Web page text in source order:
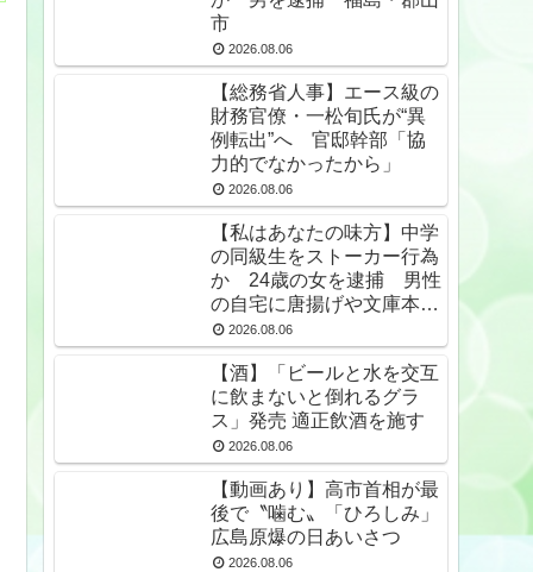
市
2026.08.06
【総務省人事】エース級の
財務官僚・一松旬氏が“異
例転出”へ 官邸幹部「協
力的でなかったから」
2026.08.06
【私はあなたの味方】中学
の同級生をストーカー行為
か 24歳の女を逮捕 男性
の自宅に唐揚げや文庫本な
ど繰り返し届ける / 兵庫県
★2
2026.08.06
【酒】「ビールと水を交互
に飲まないと倒れるグラ
ス」発売 適正飲酒を施す
2026.08.06
【動画あり】高市首相が最
後で〝噛む〟「ひろしみ」
広島原爆の日あいさつ
2026.08.06